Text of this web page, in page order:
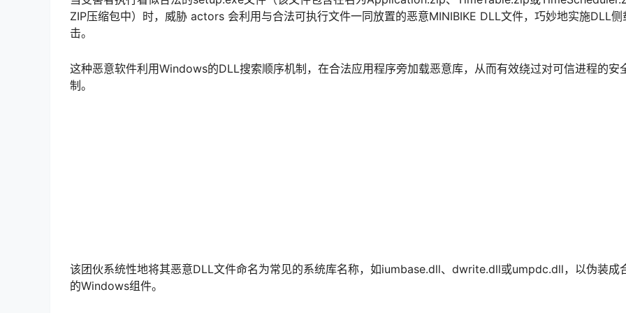
ZIP压缩包中）时，威胁 actors 会利用与合法可执行文件一同放置的恶意MINIBIKE DLL文件，巧妙地实施DLL侧
击。
这种恶意软件利用Windows的DLL搜索顺序机制，在合法应用程序旁加载恶意库，从而有效绕过对可信进程的安
制。